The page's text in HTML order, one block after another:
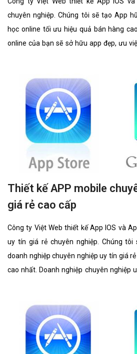
chuyên nghiệp. Chúng tôi sẽ tạo App
học online tối ưu hiệu quả bán hàng
online của bạn sẽ sở hữu app đẹp, ưu
Thiết kế APP mobile
giá rẻ cao cấp
Công ty Việt Web thiết kế App IOS và
uy tín giá rẻ chuyên nghiệp. Chúng
doanh nghiệp chuyên nghiệp uy tín giá
cao nhất. Doanh nghiệp chuyên nghiệp